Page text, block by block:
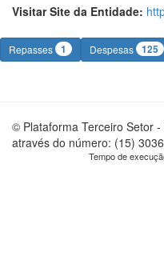
Visitar Site da Entidade:
Repasses 1 Despesas 125
© Plataforma Terceiro Setor
através do número: (15)
Tempo de